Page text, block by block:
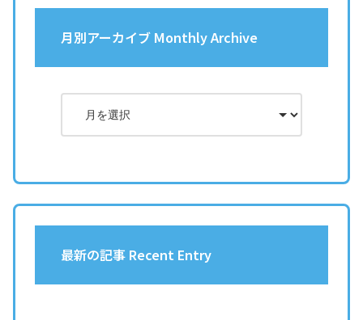
月別アーカイブ Monthly Archive
最新の記事 Recent Entry